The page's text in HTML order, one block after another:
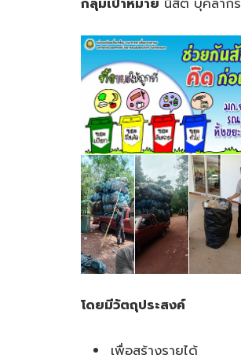
โดยมีวัตถุประสงค์
เพื่อสร้างรายได้